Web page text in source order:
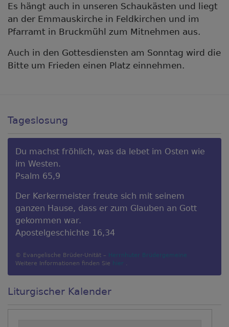
Es hängt auch in unseren Schaukästen und liegt
an der Emmauskirche in Feldkirchen und im
Pfarramt in Bruckmühl zum Mitnehmen aus.
Auch in den Gottesdiensten am Sonntag wird die
Bitte um Frieden einen Platz einnehmen.
Tageslosung
Du machst fröhlich, was da lebet im Osten wie
im Westen.
Psalm 65,9
Der Kerkermeister freute sich mit seinem
ganzen Hause, dass er zum Glauben an Gott
gekommen war.
Apostelgeschichte 16,34
© Evangelische Brüder-Unität – Herrnhuter Brüdergemeine
Weitere Informationen finden Sie
hier .
Liturgischer Kalender